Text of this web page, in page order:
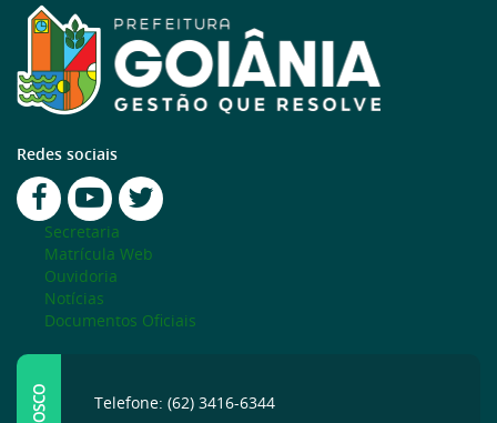
Redes sociais
Secretaria
Matrícula Web
Ouvidoria
Notícias
Documentos Oficiais
Telefone: (62) 3416-6344